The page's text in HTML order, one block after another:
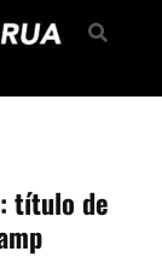
título de